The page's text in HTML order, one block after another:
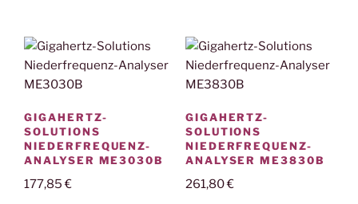
GIGAHERTZ-
SOLUTIONS
NIEDERFREQUENZ-
ANALYSER ME3030B
177,85€
GIGAHERTZ-
SOLUTIONS
NIEDERFREQUENZ-
ANALYSER ME3830B
261,80€